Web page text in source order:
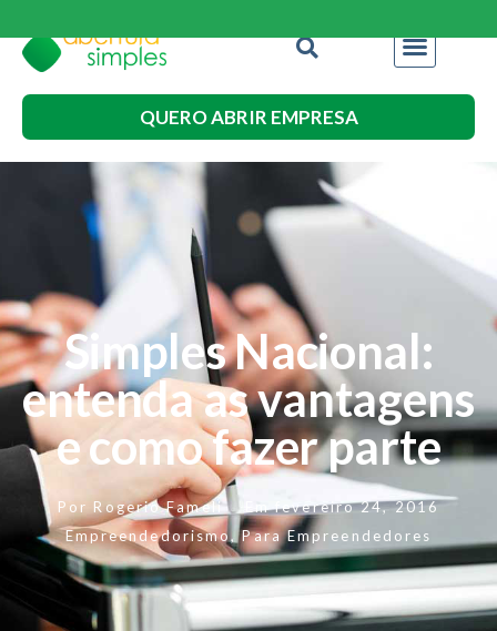
QUERO ABRIR EMPRESA
Simples Nacional:
entenda as vantagens
e como fazer parte
Por Rogerio Fameli Em fevereiro 24, 2016
Empreendedorismo,Para Empreendedores